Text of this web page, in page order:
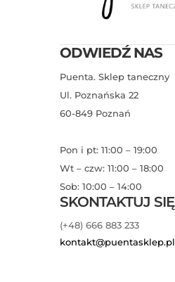
ODWIEDŹ NAS
Puenta. Sklep taneczny
Ul. Poznańska 22
60-849 Poznań
Pon i pt: 11:00 – 19:00
Wt – czw: 11:00 – 18:00
Sob: 10:00 – 14:00
SKONTAKTUJ SIĘ
(+48) 666 883 233
kontakt@puentasklep.pl